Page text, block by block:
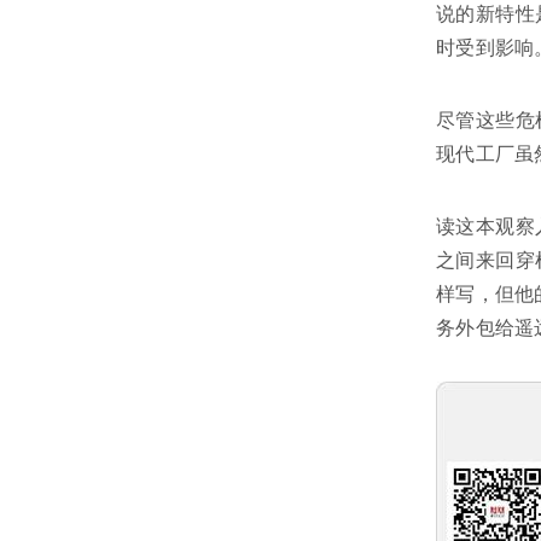
说的新特
时受到影响
尽管这些
现代工厂虽
读这本观察
之间来回
样写，但他
务外包给遥